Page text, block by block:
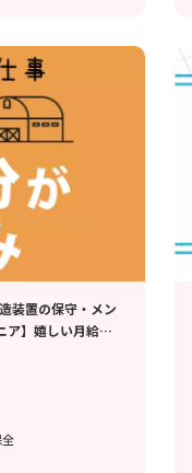
装置の保守・メン